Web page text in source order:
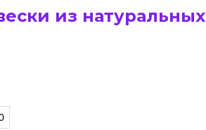
из натуральных